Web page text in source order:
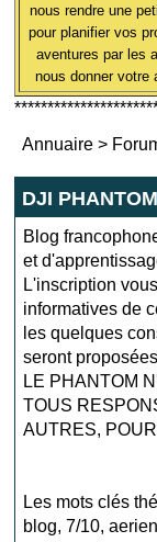
nous rendre une
pour planifier vos
aventures par les
nous donner votre
Annuaire >
DJI PHANTOM
Blog
et
L'inscription
informatives de
les quelques
seront
LE PHANTOM
TOUS
AUTRES,
Les mots clés
blog,7/10,